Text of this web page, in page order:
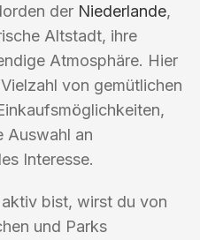
der Niederlande,
Altstadt, ihre
Atmosphäre. Hier
von gemütlichen
Auswahl an
Interesse.
bist, wirst du von
und Parks